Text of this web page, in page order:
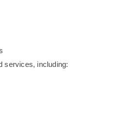
services, including: